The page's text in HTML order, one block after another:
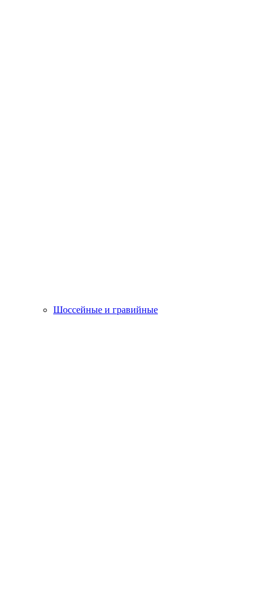
Шоссейные и гравийные